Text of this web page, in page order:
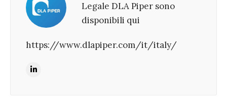
Legale DLA Piper sono
disponibili qui
https://www.dlapiper.com/it/italy/